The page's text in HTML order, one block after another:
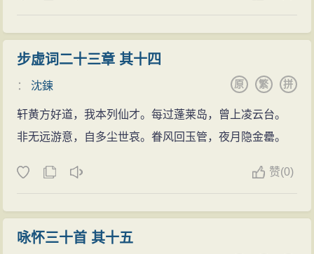
步虚词二十三章 其十四
： 沈鍊 拼
繁
原
轩黄方好道，我本列仙才。每过蓬莱岛，曾上凌云台。
非无远游意，自多尘世哀。眷风回玉管，夜月隐金罍。
赞(0)
咏怀三十首 其十五